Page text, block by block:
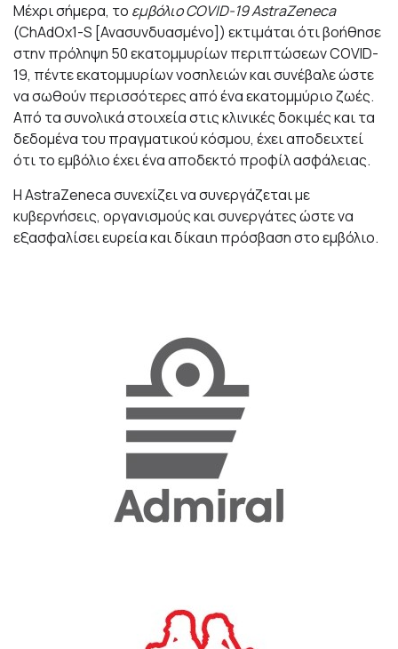
Μέχρι σήμερα, το εμβόλιο COVID-19 AstraZeneca
(ChAdOx1-S [Ανασυνδυασμένο]) εκτιμάται ότι βοήθησε
στην πρόληψη 50 εκατομμυρίων περιπτώσεων COVID-
19, πέντε εκατομμυρίων νοσηλειών και συνέβαλε ώστε
να σωθούν περισσότερες από ένα εκατομμύριο ζωές.
Από τα συνολικά στοιχεία στις κλινικές δοκιμές και τα
δεδομένα του πραγματικού κόσμου, έχει αποδειχτεί
ότι το εμβόλιο έχει ένα αποδεκτό προφίλ ασφάλειας.
Η AstraZeneca συνεχίζει να συνεργάζεται με
κυβερνήσεις, οργανισμούς και συνεργάτες ώστε να
εξασφαλίσει ευρεία και δίκαιη πρόσβαση στο εμβόλιο.